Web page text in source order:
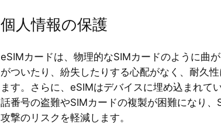
個人情報の保護
eSIMカードは、物理的なSIMカードのように曲
がついたり、紛失したりする心配がなく、耐久
ます。さらに、eSIMはデバイスに埋め込まれて
話番号の盗難やSIMカードの複製が困難になり、
攻撃のリスクを軽減します。